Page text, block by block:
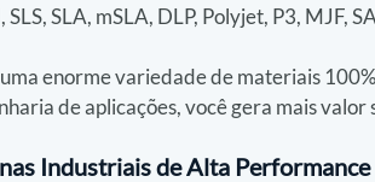
SLS, SLA, mSLA, DLP, Polyjet, P3, MJF,
enorme variedade de materiais
de aplicações, você gera mais
Industriais de Alta Performance